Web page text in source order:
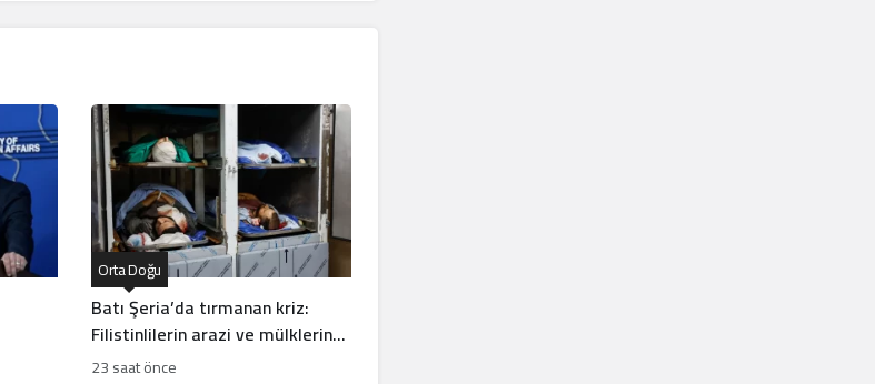
Batı Şeria’da tırmanan kriz:
Filistinlilerin arazi ve mülklerine
baskı artıyor
Orta Doğu
23 saat önce